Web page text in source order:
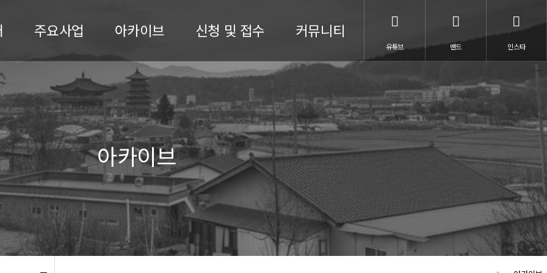
주요사업 아카이브 신청 및 접수 커뮤니티
유튜브 밴드 인스타
아카이브